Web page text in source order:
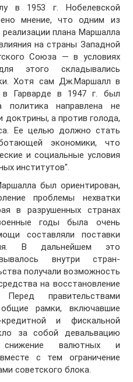
в 1953 г. Нобелевской
мнение, что одним из
плана Маршалла
на страны Западной
Союза — в условиях
этого складывались
Хотя сам Дж.Маршалл в
в Гарварде в 1947 г. был
политика направлена не
доктрины, а против голода,
Ее целью должно стать
экономики, что
и социальные условия
институтов".
был ориентирован,
проблемы нехватки
в разрушенных странах
годы была очень
составляли поставки
В дальнейшем это
внутри стран-
получали возможность
на восстановление
правительствами
рамки, включавшие
кредитной и фискальной
за собой девальвацию
снижение валютных и
с тем ограничение
советского блока.